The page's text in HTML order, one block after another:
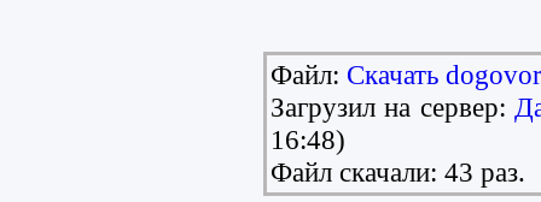
Файл: Скачать
Загрузил на сервер:
16:48)
Файл скачали: 43 раз.